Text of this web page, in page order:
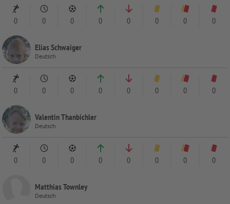
0 0 0 0 0 0 0 0
Elias Schwaiger
Deutsch
0 0 0 0 0 0 0 0
Valentin Thanbichler
Deutsch
0 0 0 0 0 0 0 0
Matthias Townley
Deutsch